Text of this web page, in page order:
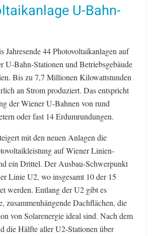
U-Bahn-
Jahresende 44 Photovoltaikanlagen auf
U-Bahn-Stationen und Betriebsgebäude
Bis zu 7,7 Millionen Kilowattstunden
an Strom produziert. Das entspricht
der Wiener U-Bahnen von rund
oder fast 14 Erdumrundungen.
mit den neuen Anlagen die
auf Wiener Linien-
ein Drittel. Der Ausbau-Schwerpunkt
Linie U2, wo insgesamt 10 der 15
werden. Entlang der U2 gibt es
zusammenhängende Dachflächen, die
von Solarenergie ideal sind. Nach dem
die Hälfte aller U2-Stationen über